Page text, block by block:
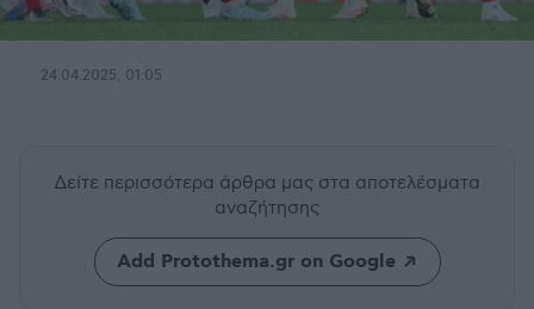
24.04.2025, 01:05
Δείτε περισσότερα άρθρα μας στα αποτελέσματα
αναζήτησης
Add Protothema.gr on Google